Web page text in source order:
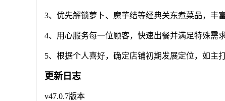
3、优先解锁萝卜、魔芋结等经典关东煮菜品，丰
4、用心服务每一位顾客，快速出餐并满足特殊需
5、根据个人喜好，确定店铺初期发展定位，如主
更新日志
v47.0.7版本